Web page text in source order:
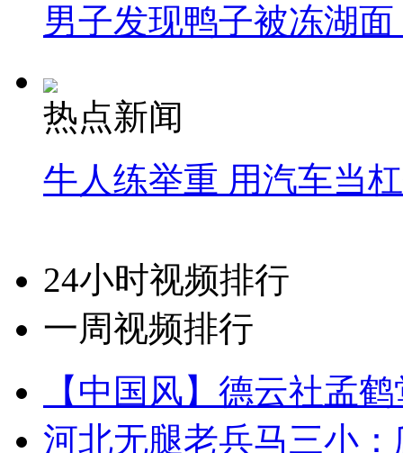
男子发现鸭子被冻湖
热点新闻
牛人练举重 用汽车当
24小时视频排行
一周视频排行
【中国风】德云社孟
河北无腿老兵马三小